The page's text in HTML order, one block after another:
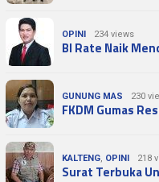
OPINI 234 views
BI Rate Naik
GUNUNG MAS 230
FKDM Gumas
KALTENG, OPINI 218
Surat Terbuka